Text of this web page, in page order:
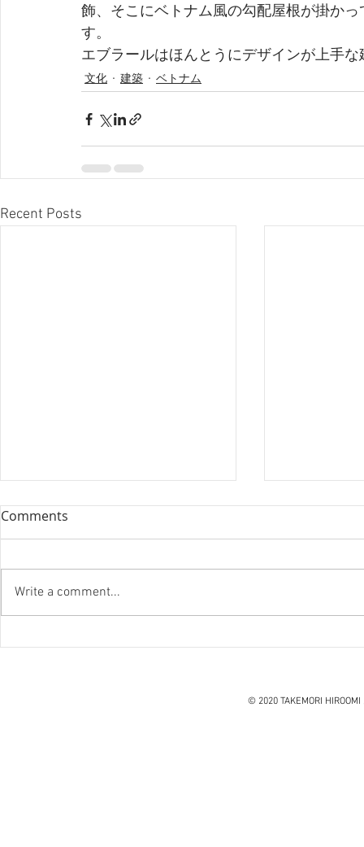
飾、そこにベトナム風の勾配屋根が掛か
す。
エブラールはほんとうにデザインが上手
文化 建築 ベトナム
Recent Posts
『笑う住宅
Comments
Write a comment...
© 2020 TAKEMORI